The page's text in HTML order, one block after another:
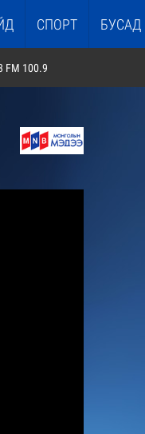
СПОРТ БУСАД
FM 100.9